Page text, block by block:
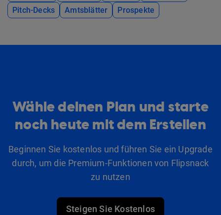
Pitch-Decks
Amtsblätter Prospekte
Wähle deinen Plan und starte
noch heute mit dem Erstellen
Beginnen Sie kostenlos und führen Sie ein Upgrade
durch, um die Premium-Funktionen von Flipsnack
zu nutzen
Steigen Sie Kostenlos